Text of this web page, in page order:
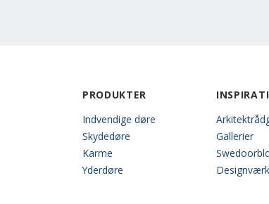
PRODUKTER
Indvendige døre
Skydedøre
Karme
Yderdøre
Gallerier